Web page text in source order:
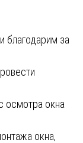
благодарим за
осмотра окна
окна,